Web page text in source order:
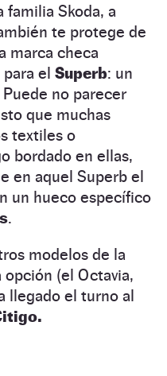
familia Skoda, a
te protege de
marca checa
el Superb: un
Puede no parecer
que muchas
textiles o
bordado en ellas,
en aquel Superb el
un hueco específico
.
modelos de la
(el Octavia,
llegado el turno al